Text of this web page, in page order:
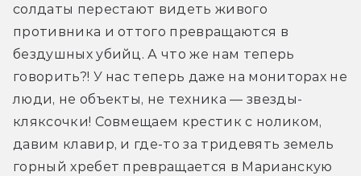
солдаты перестают видеть живого
противника и оттого превращаются в
бездушных убийц. А что же нам теперь
говорить?! У нас теперь даже на мониторах не
люди, не объекты, не техника — звезды-
кляксочки! Совмещаем крестик с ноликом,
давим клавир, и где-то за тридевять земель
горный хребет превращается в Марианскую